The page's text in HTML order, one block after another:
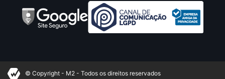
© Copyright - M2 - Todos os direitos reservados